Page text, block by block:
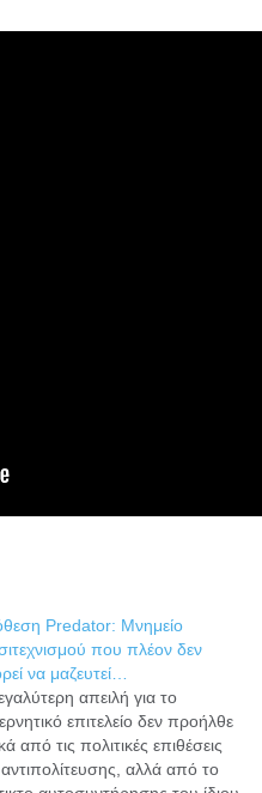
Predator: Μνημείο
που πλέον δεν
να μαζευτεί…
απειλή για το
επιτελείο δεν προήλθε
από τις πολιτικές επιθέσεις
αλλά από το